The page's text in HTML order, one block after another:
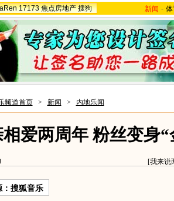
17173 焦点房地产 搜狗 新闻 -
频道首页 > 新闻 > 内地乐闻
爱两周年 粉丝变身
[我来说
搜狐音乐